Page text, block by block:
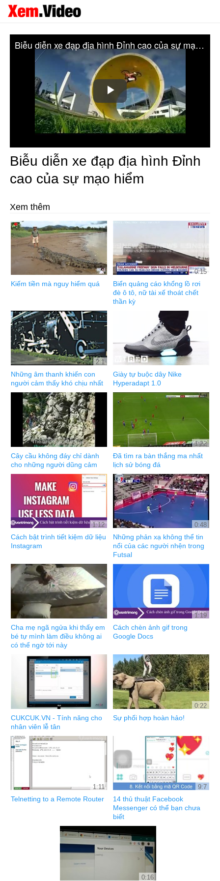
Play
Video
Biễu diễn xe đạp địa hình Đỉnh cao của sự mạo hiểm
Biễu diễn xe đạp địa hình Đỉnh
cao của sự mạo hiểm
Xem thêm
Kiếm tiền mà nguy hiểm quá
0:15
Biển quảng cáo khổng lồ rơi
đè ô tô, nữ tài xế thoát chết
thần kỳ
2:1
Những âm thanh khiến con
người cảm thấy khó chịu nhất
Giày tự buộc dây Nike
Hyperadapt 1.0
Cây cầu không đáy chỉ dành
cho những người dũng cảm
1:22
Đã tìm ra bàn thắng ma nhất
lịch sử bóng đá
1:12
Cách bật trình tiết kiệm dữ liệu
Instagram
0:48
Những phản xạ không thể tin
nổi của các người nhện trong
Futsal
Cha mẹ ngã ngửa khi thấy em
bé tự mình làm điều không ai
có thể ngờ tới này
1:19
Cách chèn ảnh gif trong
Google Docs
CUKCUK.VN - Tính năng cho
nhân viên lễ tân
0:22
Sự phối hợp hoàn hảo!
1:11
Telnetting to a Remote Router
9:7
14 thủ thuật Facebook
Messenger có thể bạn chưa
biết
0:16